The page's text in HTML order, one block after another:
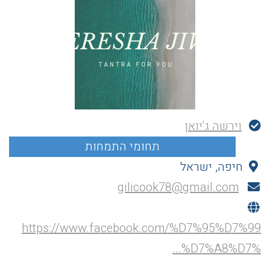
וירשה ג'יואן
חיפה, ישראל
gilicook78@gmail.com
https://www.facebook.com/%D7%95%D7%99
%D7%A8%D7%...